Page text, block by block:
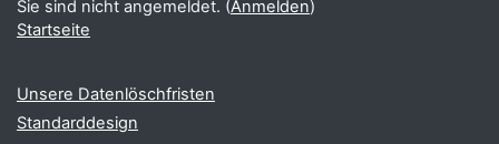
Sie sind nicht angemeldet. (Anmelden)
Startseite
Unsere Datenlöschfristen
Standarddesign